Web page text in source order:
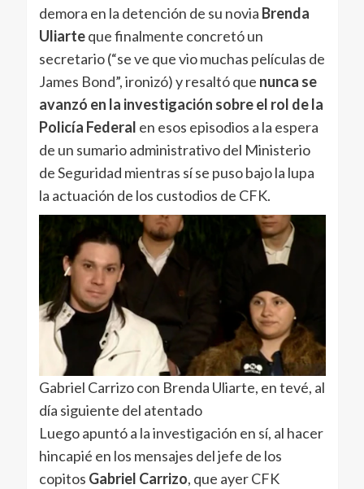
demora en la detención de su novia Brenda
Uliarteque finalmente concretó un
secretario (“se ve que vio muchas películas de
James Bond”, ironizó) y resaltó que nunca se
avanzó en la investigación sobre el rol de la
Policía Federal en esos episodios a la espera
de un sumario administrativo del Ministerio
de Seguridad mientras sí se puso bajo la lupa
la actuación de los custodios de CFK.
Gabriel Carrizo con Brenda Uliarte, en tevé, al
día siguiente del atentado
Luego apuntó a la investigación en sí, al hacer
hincapié en los mensajes del jefe de los
copitos Gabriel Carrizo, que ayer CFK